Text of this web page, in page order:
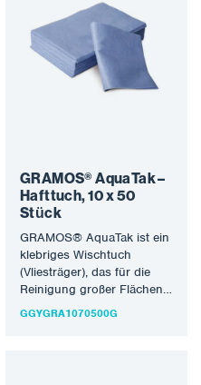
GRAMOS® AquaTak –
Hafttuch, 10 x 50
Stück
GRAMOS® AquaTak ist ein
klebriges Wischtuch
(Vliesträger), das für die
Reinigung großer Flächen
geeignet ist. Es bildet
GGYGRA1070500G